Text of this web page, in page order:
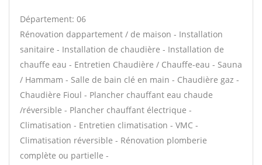
Département: 06
Rénovation dappartement / de maison - Installation
sanitaire - Installation de chaudière - Installation de
chauffe eau - Entretien Chaudière / Chauffe-eau - Sauna
/ Hammam - Salle de bain clé en main - Chaudière gaz -
Chaudière Fioul - Plancher chauffant eau chaude
/réversible - Plancher chauffant électrique -
Climatisation - Entretien climatisation - VMC -
Climatisation réversible - Rénovation plomberie
complète ou partielle -